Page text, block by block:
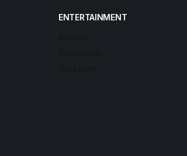
ENTERTAINMENT